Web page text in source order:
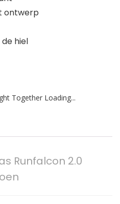
ontwerp
hiel
Together Loading...
Runfalcon 2.0